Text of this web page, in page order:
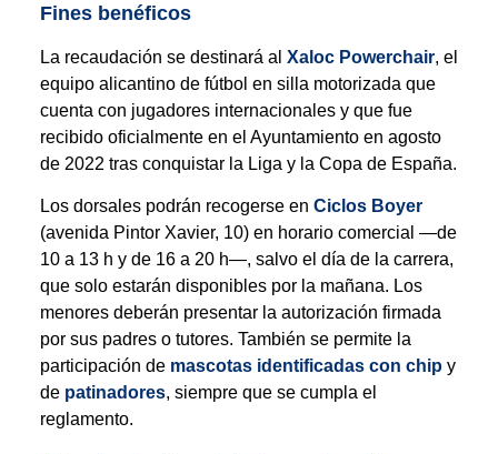
Fines benéficos
La recaudación se destinará al Xaloc Powerchair, el
equipo alicantino de fútbol en silla motorizada que
cuenta con jugadores internacionales y que fue
recibido oficialmente en el Ayuntamiento en agosto
de 2022 tras conquistar la Liga y la Copa de España.
Los dorsales podrán recogerse en Ciclos Boyer
(avenida Pintor Xavier, 10) en horario comercial —de
10 a 13 h y de 16 a 20 h—, salvo el día de la carrera,
que solo estarán disponibles por la mañana. Los
menores deberán presentar la autorización firmada
por sus padres o tutores. También se permite la
participación de mascotas identificadas con chipy
de patinadores, siempre que se cumpla el
reglamento.